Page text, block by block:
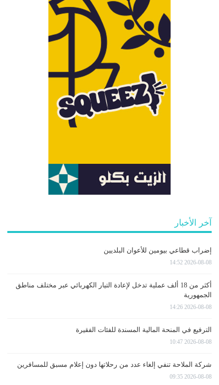
آخر الأخبار
إضراب قطاعي بيومين للأعوان البلديين
2026-08-08 14:52
أكثر من 18 ألف عملية تدخل لإعادة التيار الكهربائي عبر مختلف مناطق
الجمهورية
2026-08-08 14:26
الترفيع في المنحة المالية المسندة للفئات الفقيرة
2026-08-08 10:47
شركة الملاحة تنفي إلغاء عدد من رحلاتها دون إعلام مسبق للمسافرين
2026-08-08 09:35